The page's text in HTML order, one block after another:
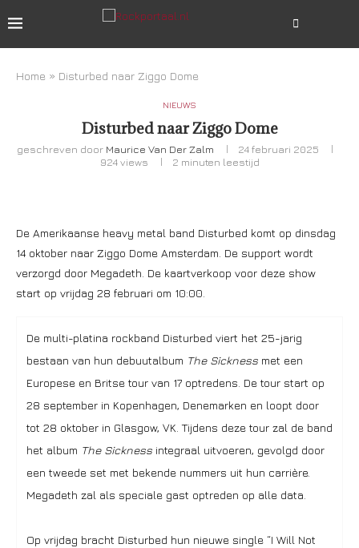
Home » Disturbed naar Ziggo Dome
NIEUWS
Disturbed naar Ziggo Dome
geschreven door Maurice Van Der Zalm
24 februari 2025
924views 2 minuten leestijd
De Amerikaanse heavy metal band Disturbed komt op dinsdag
14 oktober naar Ziggo Dome Amsterdam. De support wordt
verzorgd door Megadeth. De kaartverkoop voor deze show
start op vrijdag 28 februari om 10:00.
De multi-platina rockband Disturbed viert het 25-jarig
bestaan van hun debuutalbum The Sickness met een
Europese en Britse tour van 17 optredens. De tour start op
28 september in Kopenhagen, Denemarken en loopt door
tot 28 oktober in Glasgow, VK. Tijdens deze tour zal de band
het album The Sickness integraal uitvoeren, gevolgd door
een tweede set met bekende nummers uit hun carrière.
Megadeth zal als speciale gast optreden op alle data.
Op vrijdag bracht Disturbed hun nieuwe single “I Will Not